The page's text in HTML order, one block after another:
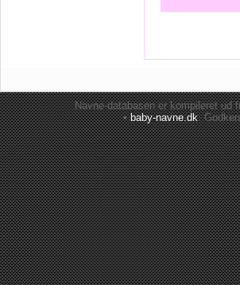
Navne-databasen er kompileret ud
•baby-navne.dk: